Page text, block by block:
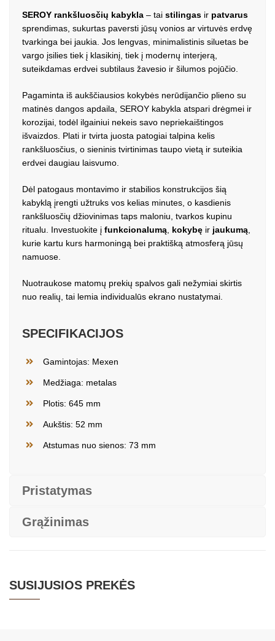
SEROY rankšluosčių kabykla – tai stilingas ir patvarus
sprendimas, sukurtas paversti jūsų vonios ar virtuvės erdvę
tvarkinga bei jaukia. Jos lengvas, minimalistinis siluetas be
vargo įsilies tiek į klasikinį, tiek į modernų interjerą,
suteikdamas erdvei subtilaus žavesio ir šilumos pojūčio.
Pagaminta iš aukščiausios kokybės nerūdijančio plieno su
matinės dangos apdaila, SEROY kabykla atspari drėgmei ir
korozijai, todėl ilgainiui nekeis savo nepriekaištingos
išvaizdos. Plati ir tvirta juosta patogiai talpina kelis
rankšluosčius, o sieninis tvirtinimas taupo vietą ir suteikia
erdvei daugiau laisvumo.
Dėl patogaus montavimo ir stabilios konstrukcijos šią
kabyklą įrengti užtruks vos kelias minutes, o kasdienis
rankšluosčių džiovinimas taps maloniu, tvarkos kupinu
ritualu. Investuokite į funkcionalumą kokybę ir jaukumą
kurie kartu kurs harmoningą bei praktišką atmosferą jūsų
namuose.
Nuotraukose matomų prekių spalvos gali nežymiai skirtis
nuo realių, tai lemia individualūs ekrano nustatymai.
SPECIFIKACIJOS
Gamintojas: Mexen
Medžiaga: metalas
Plotis: 645 mm
Aukštis: 52 mm
Atstumas nuo sienos: 73 mm
Pristatymas
Grąžinimas
SUSIJUSIOS PREKĖS